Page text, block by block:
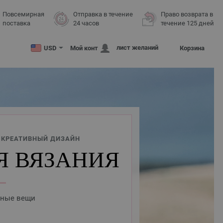
Повсемирная
поставка
Отправка в течение
24 часов
Право возврата в
течение 125 дней
USD Мой конт лист желаний Корзина
ДИЗАЙН
ВЯЗАНИЯ
вещи